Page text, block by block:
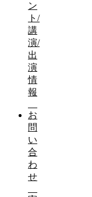
ン
ト/
講
演/
出
演
情
報
お
問
い
合
わ
せ